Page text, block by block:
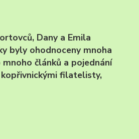
Dany a Emila
byly ohodnoceny mnoha
článků a pojednání
filatelisty,